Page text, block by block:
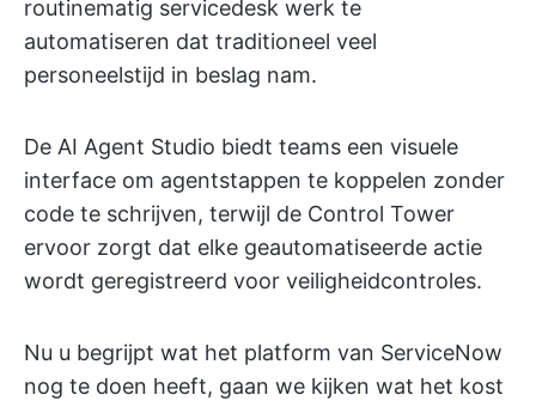
routinematig servicedesk werk te
automatiseren dat traditioneel veel
personeelstijd in beslag nam.
De AI Agent Studio biedt teams een visuele
interface om agentstappen te koppelen zonder
code te schrijven, terwijl de Control Tower
ervoor zorgt dat elke geautomatiseerde actie
wordt geregistreerd voor veiligheidcontroles.
Nu u begrijpt wat het platform van ServiceNow
nog te doen heeft, gaan we kijken wat het kost